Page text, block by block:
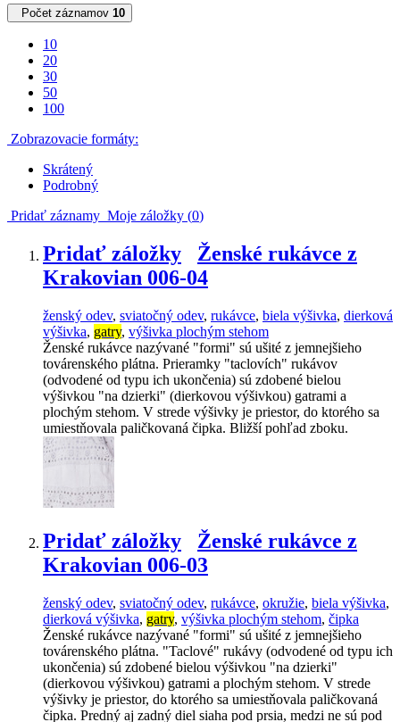
Počet záznamov 10
10
20
30
50
100
Zobrazovacie formáty:
Skrátený
Podrobný
Pridať záznamy Moje záložky (0)
Pridať záložky
Ženské rukávce z
Krakovian 006-04
ženský odev, sviatočný odev, rukávce, biela výšivka, dierková
výšivka, gatry, výšivka plochým stehom
Ženské rukávce nazývané "formi" sú ušité z jemnejšieho
továrenského plátna. Prieramky "taclovích" rukávov
(odvodené od typu ich ukončenia) sú zdobené bielou
výšivkou "na dzierki" (dierkovou výšivkou) gatrami a
plochým stehom. V strede výšivky je priestor, do ktorého sa
umiestňovala paličkovaná čipka. Bližší pohľad zboku.
Pridať záložky
Ženské rukávce z
Krakovian 006-03
ženský odev, sviatočný odev, rukávce, okružie, biela výšivka,
dierková výšivka, gatry, výšivka plochým stehom, čipka
Ženské rukávce nazývané "formi" sú ušité z jemnejšieho
továrenského plátna. "Taclové" rukávy (odvodené od typu ich
ukončenia) sú zdobené bielou výšivkou "na dzierki"
(dierkovou výšivkou) gatrami a plochým stehom. V strede
výšivky je priestor, do ktorého sa umiestňovala paličkovaná
čipka. Predný aj zadný diel siaha pod prsia, medzi ne sú pod